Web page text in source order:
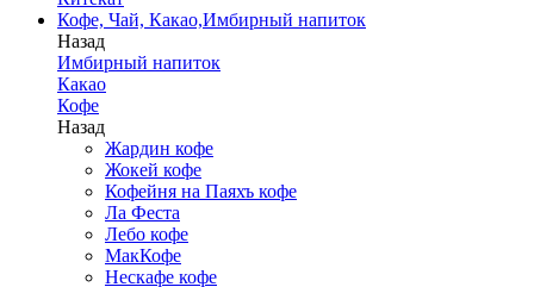
Кофе, Чай, Какао,Имбирный напиток
Назад
Имбирный напиток
Какао
Кофе
Назад
Жардин кофе
Жокей кофе
Кофейня на Паяхъ кофе
Ла Феста
Лебо кофе
МакКофе
Нескафе кофе